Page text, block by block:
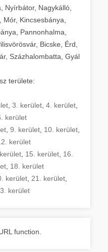
Nyírbátor, Nagykálló,
Kincsesbánya,
Pannonhalma,
Bicske, Érd,
Százhalombatta, Gyál
területe:
3. kerület 4. kerület
kerület
9. kerület 10. kerület
kerület
, 15. kerület, 16.
, 18. kerület
kerület, 21. kerület,
kerület
function.